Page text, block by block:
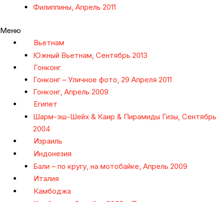
Филиппины, Апрель 2011
Меню
Вьетнам
Южный Вьетнам, Сентябрь 2013
Гонконг
Гонконг – Уличное фото, 29 Апреля 2011
Гонконг, Апрель 2009
Египет
Шарм-эш-Шейх & Каир & Пирамиды Гизы, Сентябрь
2004
Израиль
Индонезия
Бали – по кругу, на мотобайке, Апрель 2009
Италия
Камбоджа